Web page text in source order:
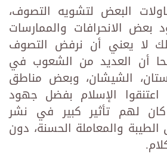
البعض لتشويه التصوف،
بعض الانحرافات والممارسات
لا يعني أن نرفض التصوف
أن العديد من الشعوب في
الشيشان، وبعض مناطق
اعتنقوا الإسلام بفضل جهود
كان لهم تأثير كبير في نشر
الطيبة والمعاملة الحسنة، دون